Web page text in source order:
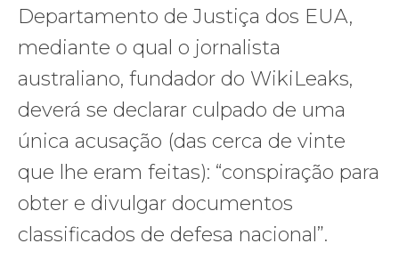
Departamento de Justiça dos EUA,
mediante o qual o jornalista
australiano, fundador do WikiLeaks,
deverá se declarar culpado de uma
única acusação (das cerca de vinte
que lhe eram feitas): “conspiração para
obter e divulgar documentos
classificados de defesa nacional”.